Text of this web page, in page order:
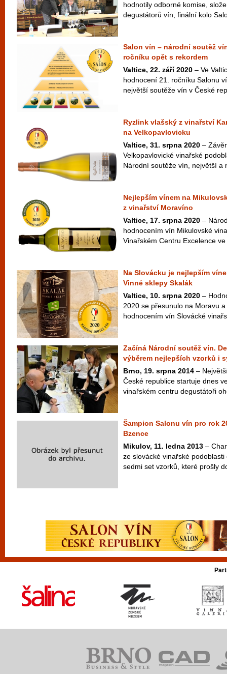
hodnotily odborné komise,
degustátorů vín, finální kolo
Salon vín – národní soutěž
ročníku opět s rekordem
Valtice, 22. září 2020 – Ve
hodnocení 21. ročníku Salonu
největší soutěže vín v České
Ryzlink vlašský z vinařství
na Velkopavlovicku
Valtice, 31. srpna 2020 –
Velkopavlovické vinařské
Národní soutěže vín, největší a
Nejlepším vínem na
z vinařství Moravíno
Valtice, 17. srpna 2020 –
hodnocením vín Mikulovské
Vinařském Centru Excelence
Na Slovácku je nejlepším
Vinné sklepy Skalák
Valtice, 10. srpna 2020 –
2020 se přesunulo na Moravu
hodnocením vín Slovácké
Začíná Národní soutěž vín.
výběrem nejlepších vzorků i
Brno, 19. srpna 2014 –
České republice startuje dnes
vinařském centru degustátoři
Šampion Salonu vín pro rok
Bzence
Mikulov, 11. ledna 2013 –
ze slovácké vinařské
sedmi set vzorků, které prošly